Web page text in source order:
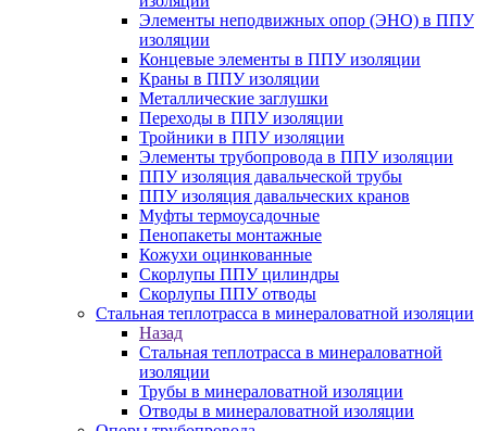
Элементы неподвижных опор (ЭНО) в ППУ
изоляции
Концевые элементы в ППУ изоляции
Краны в ППУ изоляции
Металлические заглушки
Переходы в ППУ изоляции
Тройники в ППУ изоляции
Элементы трубопровода в ППУ изоляции
ППУ изоляция давальческой трубы
ППУ изоляция давальческих кранов
Муфты термоусадочные
Пенопакеты монтажные
Кожухи оцинкованные
Скорлупы ППУ цилиндры
Скорлупы ППУ отводы
Стальная теплотрасса в минераловатной изоляции
Назад
Стальная теплотрасса в минераловатной
изоляции
Трубы в минераловатной изоляции
Отводы в минераловатной изоляции